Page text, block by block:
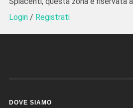
Login/ Registrati
DOVE SIAMO